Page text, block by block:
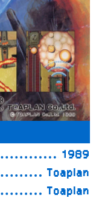
1989
Toaplan
Toaplan